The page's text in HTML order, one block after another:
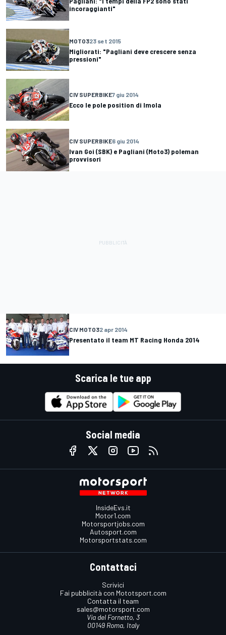
incoraggianti"
MOTO323 set 2015
Migliorati: "Pagliani deve crescere senza
pressioni"
CIV SUPERBIKE7 giu 2014
Ecco le pole position di Imola
CIV SUPERBIKE6 giu 2014
Ivan Goi (SBK) e Pagliani (Moto3) poleman
provvisori
CIV MOTO32 apr 2014
Presentato il team MT Racing Honda 2014
Scarica le tue app
Social media
InsideEvs.it
Motor1.com
Motorsportjobs.com
Autosport.com
Motorsportstats.com
Contattaci
Scrivici
Fai pubblicità con Mototsport.com
Contatta il team
sales@motorsport.com
Via del Fornetto, 3
00149 Roma, Italy